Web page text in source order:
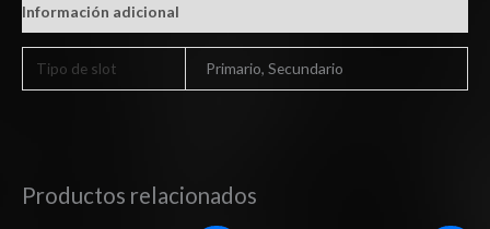
Información adicional
Tipo de slot Primario, Secundario
Productos relacionados